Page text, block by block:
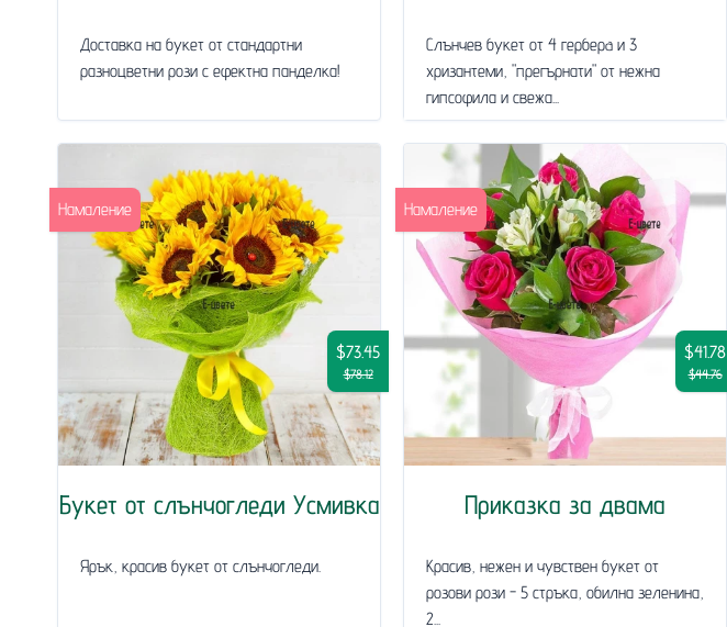
Доставка на букет от стандартни
разноцветни рози с ефектна панделка!
Слънчев букет от 4 герберa и 3
хризантеми, "прегърнати" от нежна
гипсофила и свежа...
Букет от слънчогледи Усмивка
$73.45
$78.12
Намаление
Ярък, красив букет от слънчогледи.
Приказка за двама
$41.78
$44.76
Намаление
Красив, нежен и чувствен букет от
розови рози - 5 стръка, обилна зеленина,
2...